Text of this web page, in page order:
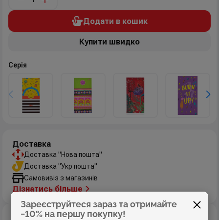
Зареєструйтеся зараз та отримайте
−10% на першу покупку!
Додати в кошик
Купити швидко
Серія
Доставка
Доставка "Нова пошта"
Доставка "Укр пошта"
Самовивіз з магазинів
Дізнатись більше
Оплата